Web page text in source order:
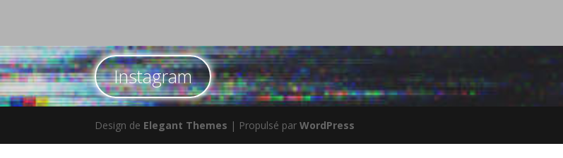
Instagram
Design de Elegant Themes | Propulsé parWordPress